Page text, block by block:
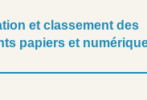
et classement des
papiers et